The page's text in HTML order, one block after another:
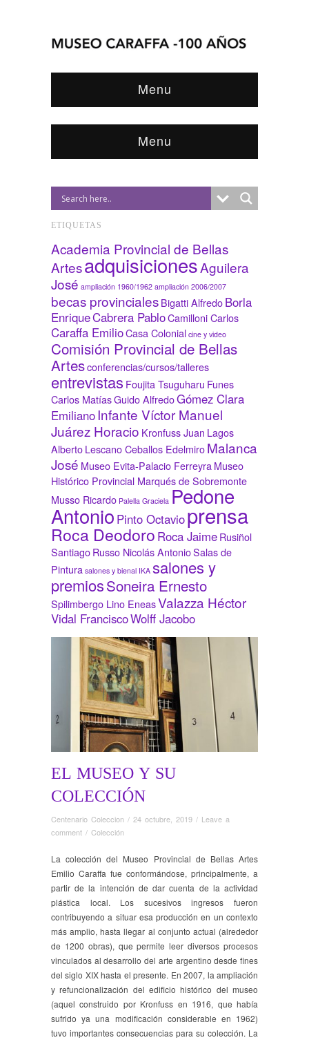
Menu
Menu
ETIQUETAS
Academia Provincial de Bellas
ArtesadquisicionesAguilera
José ampliación 1960/1962 ampliación 2006/2007
becas provincialesBigatti AlfredoBorla
EnriqueCabrera PabloCamilloni Carlos
Caraffa EmilioCasa Colonial cine y video
Comisión Provincial de Bellas
Artesconferencias/cursos/talleres
entrevistas Foujita Tsuguharu Funes
Carlos MatíasGuido AlfredoGómez Clara
EmilianoInfante Víctor Manuel
Juárez Horacio Kronfuss Juan Lagos
AlbertoLescano Ceballos EdelmiroMalanca
José Museo Evita-Palacio FerreyraMuseo
Histórico Provincial Marqués de Sobremonte
Musso Ricardo Palella Graciela Pedone
Antonio Pinto Octavioprensa
Roca Deodoro Roca JaimeRusiñol
SantiagoRusso Nicolás AntonioSalas de
Pintura salones y bienal IKA salones y
premiosSoneira Ernesto
Spilimbergo Lino EneasValazza Héctor
Vidal FranciscoWolff Jacobo
EL MUSEO Y SU
COLECCIÓN
Centenario Coleccion / 24 octubre, 2019 / Leave a
comment / Colección
La colección del Museo Provincial de Bellas Artes
Emilio Caraffa fue conformándose, principalmente, a
partir de la intención de dar cuenta de la actividad
plástica local. Los sucesivos ingresos fueron
contribuyendo a situar esa producción en un contexto
más amplio, hasta llegar al conjunto actual (alrededor
de 1200 obras), que permite leer diversos procesos
vinculados al desarrollo del arte argentino desde fines
del siglo XIX hasta el presente. En 2007, la ampliación
y refuncionalización del edificio histórico del museo
(aquel construido por Kronfuss en 1916, que había
sufrido ya una modificación considerable en 1962)
tuvo importantes consecuencias para su colección. La